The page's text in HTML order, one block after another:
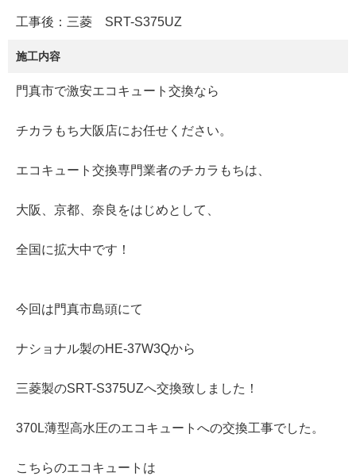
工事後：三菱 SRT-S375UZ
施工内容
門真市で激安エコキュート交換なら
チカラもち大阪店にお任せください。
エコキュート交換専門業者のチカラもちは、
大阪、京都、奈良をはじめとして、
全国に拡大中です！
今回は門真市島頭にて
ナショナル製のHE-37W3Qから
三菱製のSRT-S375UZへ交換致しました！
370L薄型高水圧のエコキュートへの交換工事でした。
こちらのエコキュートは